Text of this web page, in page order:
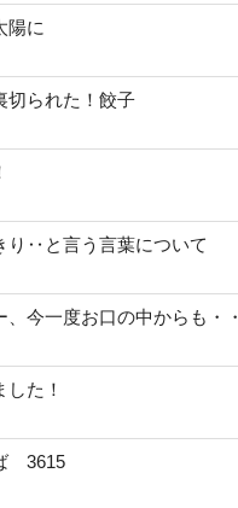
陽に
切られた！餃子
り‥と言う言葉について
、今一度お口の中からも・・
た！
3615